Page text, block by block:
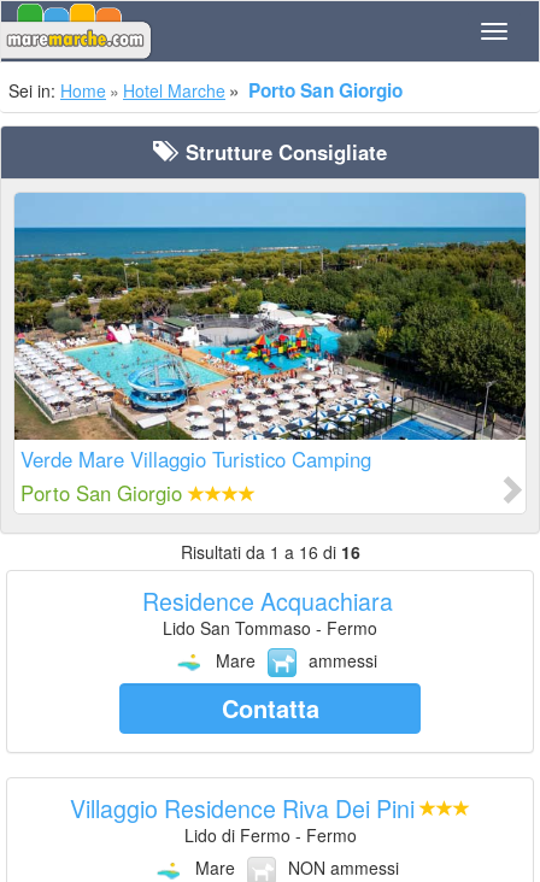
Sei in: Home Hotel Marche Porto San Giorgio
Strutture Consigliate
Verde Mare Villaggio Turistico Camping
Porto San Giorgio
Risultati da 1 a 16 di 16
Residence Acquachiara
Lido San Tommaso - Fermo
Mare
ammessi
Contatta
Villaggio Residence Riva Dei Pini
Lido di Fermo - Fermo
Mare
NON ammessi